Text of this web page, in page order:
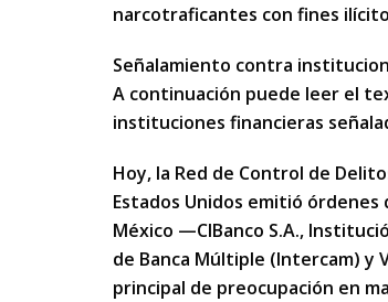
narcotraficantes con fines
Señalamiento contra
A continuación puede leer el
instituciones financieras
Hoy, la Red de Control de
Estados Unidos emitió
México —CIBanco S.A.,
de Banca Múltiple (Intercam) y
principal de preocupación en